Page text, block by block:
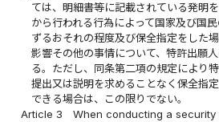
ては、明細書等に記載されている発明
から行われる行為によって国家及び国
ずるおそれの程度及び保全指定をした
影響その他の事情について、特許出願
る。ただし、同条第二項の規定により
提出又は説明を求めることなく保全指
できる場合は、この限りでない。
Article 3
When conducting a